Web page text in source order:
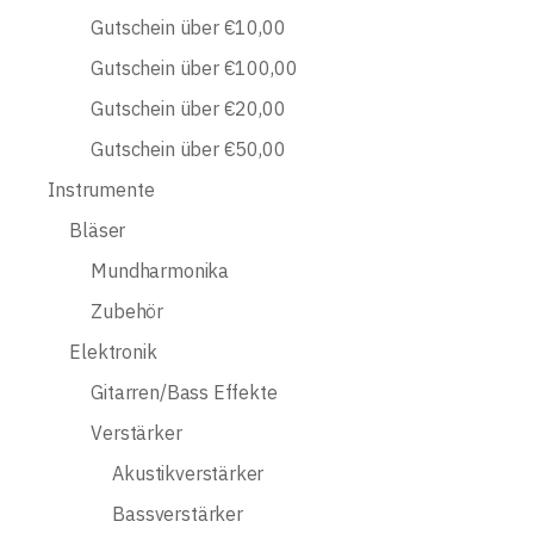
Gutschein über €10,00
Gutschein über €100,00
Gutschein über €20,00
Gutschein über €50,00
Instrumente
Bläser
Mundharmonika
Zubehör
Elektronik
Gitarren/Bass Effekte
Verstärker
Akustikverstärker
Bassverstärker